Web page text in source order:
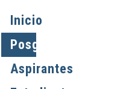
Inicio
Posgrados
Aspirantes